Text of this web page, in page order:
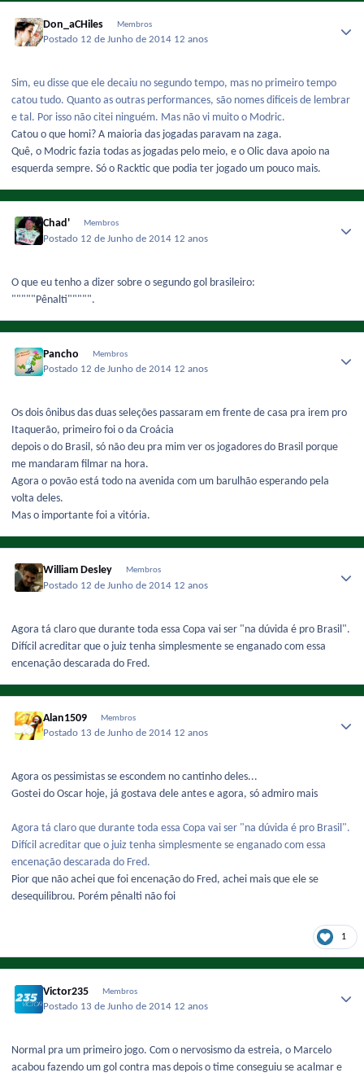
Don_aCHiles Membros
Postado 12 de Junho de 2014 12 anos
Sim, eu disse que ele decaiu no segundo tempo, mas no primeiro tempo
catou tudo. Quanto as outras performances, são nomes dificeis de lembrar
e tal. Por isso não citei ninguém. Mas não vi muito o Modric.
Catou o que homi? A maioria das jogadas paravam na zaga.
Quê, o Modric fazia todas as jogadas pelo meio, e o Olic dava apoio na
esquerda sempre. Só o Racktic que podia ter jogado um pouco mais.
Chad' Membros
Postado 12 de Junho de 2014 12 anos
O que eu tenho a dizer sobre o segundo gol brasileiro:
"""""Pênalti""""".
Pancho Membros
Postado 12 de Junho de 2014 12 anos
Os dois ônibus das duas seleções passaram em frente de casa pra irem pro
Itaquerão, primeiro foi o da Croácia
depois o do Brasil, só não deu pra mim ver os jogadores do Brasil porque
me mandaram filmar na hora.
Agora o povão está todo na avenida com um barulhão esperando pela
volta deles.
Mas o importante foi a vitória.
William Desley Membros
Postado 12 de Junho de 2014 12 anos
Agora tá claro que durante toda essa Copa vai ser "na dúvida é pro Brasil".
Difícil acreditar que o juiz tenha simplesmente se enganado com essa
encenação descarada do Fred.
Alan1509 Membros
Postado 13 de Junho de 2014 12 anos
Agora os pessimistas se escondem no cantinho deles...
Gostei do Oscar hoje, já gostava dele antes e agora, só admiro mais
Agora tá claro que durante toda essa Copa vai ser "na dúvida é pro Brasil".
Difícil acreditar que o juiz tenha simplesmente se enganado com essa
encenação descarada do Fred.
Pior que não achei que foi encenação do Fred, achei mais que ele se
desequilibrou. Porém pênalti não foi
1
Victor235 Membros
Postado 13 de Junho de 2014 12 anos
Normal pra um primeiro jogo. Com o nervosismo da estreia, o Marcelo
acabou fazendo um gol contra mas depois o time conseguiu se acalmar e